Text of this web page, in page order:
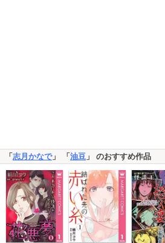
「 志月かなで」 「 油豆 」 のおすすめ作品